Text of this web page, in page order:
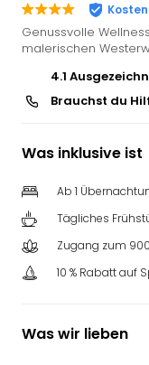
Genussvolle
malerischen
4.1
Brauchst du
Was inklusive ist
Ab 1
Tägliches
Zugang zum
10 % Rabatt auf
Was wir lieben